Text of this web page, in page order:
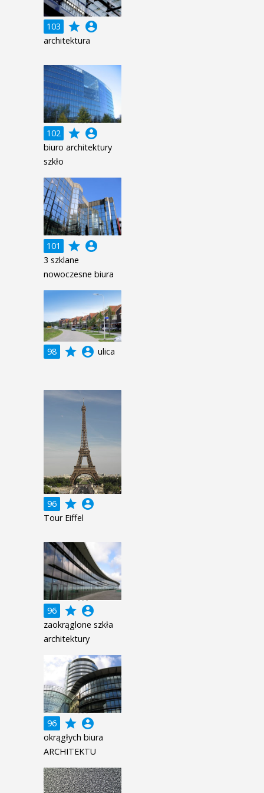
103 grade account_circle
architektura
102 grade account_circle
biuro architektury
szkło
101 grade account_circle
3 szklane
nowoczesne biura
98 grade account_circle ulica
96 grade account_circle
Tour Eiffel
96 grade account_circle
zaokrąglone szkła
architektury
96 grade account_circle
okrągłych biura
ARCHITEKTU